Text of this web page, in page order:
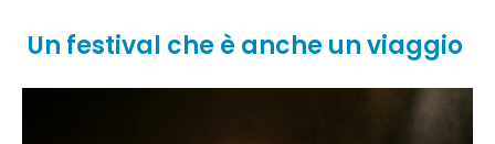
Un festival che è anche un viaggio